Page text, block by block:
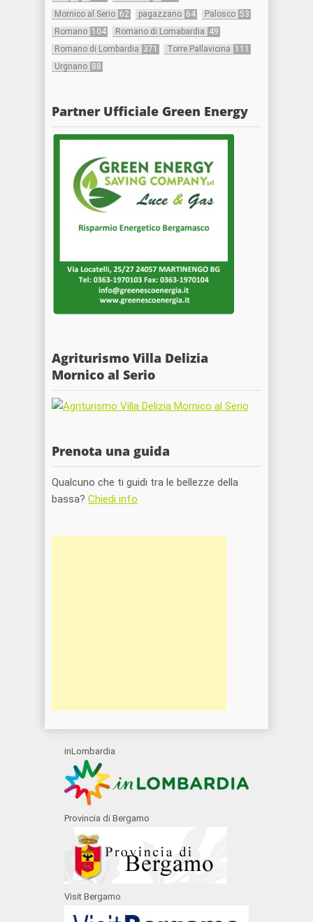
Mornico al Serio 62 pagazzano 64 Palosco 53
Romano 104 Romano di Lomabardia 49
Romano di Lombardia 371 Torre Pallavicina 111
Urgnano 88
Partner Ufficiale Green Energy
Agriturismo Villa Delizia
Mornico al Serio
Prenota una guida
Qualcuno che ti guidi tra le bellezze della
bassa? Chiedi info
inLombardia
Provincia di Bergamo
Visit Bergamo